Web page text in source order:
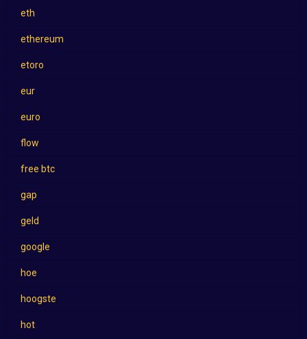
eth
ethereum
etoro
eur
euro
flow
free btc
gap
geld
google
hoe
hoogste
hot